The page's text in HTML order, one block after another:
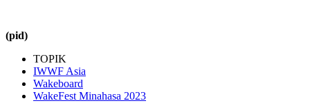
(pid)
TOPIK
IWWF Asia
Wakeboard
WakeFest Minahasa 2023